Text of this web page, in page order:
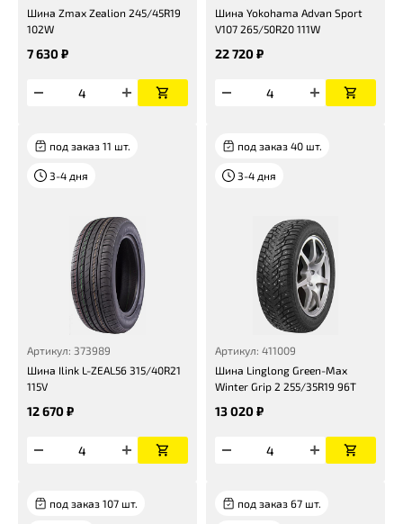
Шина Zmax Zealion 245/45R19
102W
7 630 ₽
Шина Yokohama Advan Sport
V107 265/50R20 111W
22 720 ₽
под заказ 11 шт.
3-4 дня
Артикул: 373989
Шина Ilink L-ZEAL56 315/40R21
115V
12 670 ₽
под заказ 40 шт.
3-4 дня
Артикул: 411009
Шина Linglong Green-Max
Winter Grip 2 255/35R19 96T
13 020 ₽
под заказ 107 шт. под заказ 67 шт.